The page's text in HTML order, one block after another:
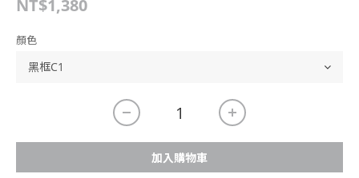
NT$1,380
顏色
加入購物車